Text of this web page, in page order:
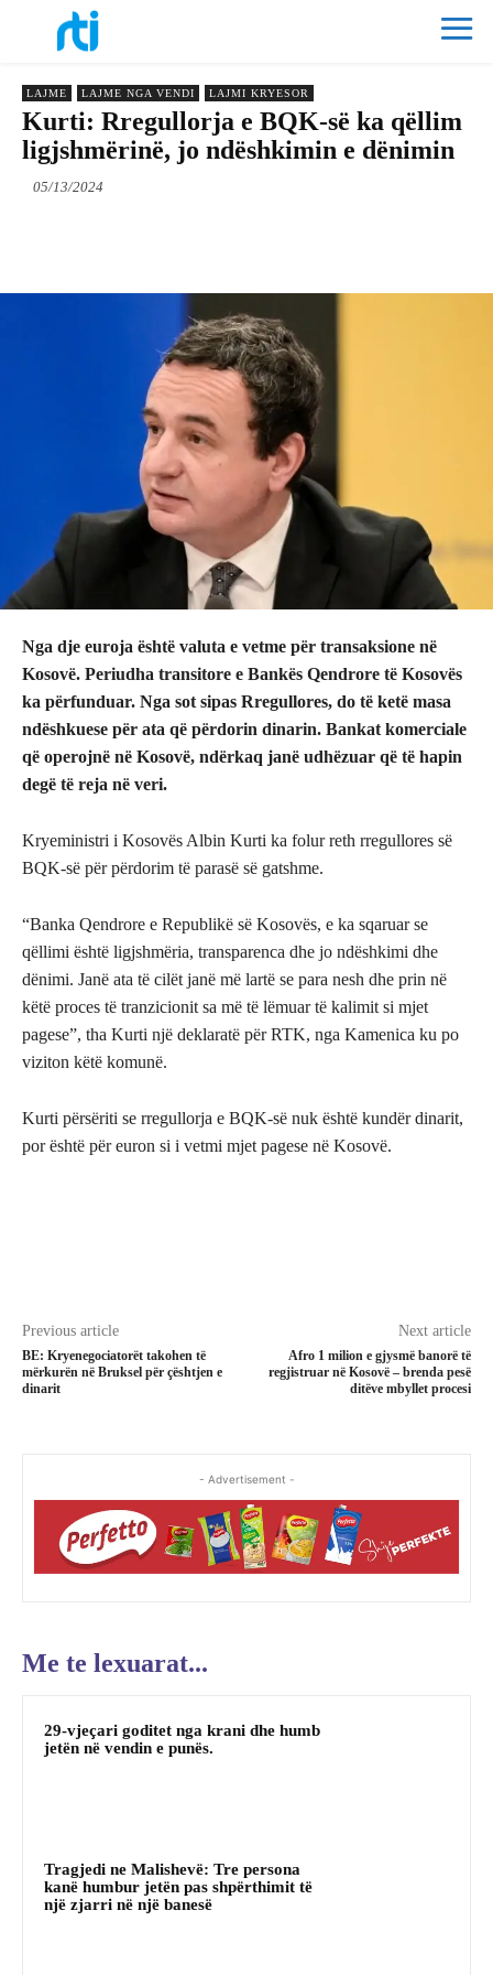
LAJME LAJME NGA VENDI LAJMI KRYESOR
Kurti: Rregullorja e BQK-së ka qëllim
ligjshmërinë, jo ndëshkimin e dënimin
05/13/2024
Nga dje euroja është valuta e vetme për transaksione në
Kosovë. Periudha transitore e Bankës Qendrore të Kosovës
ka përfunduar. Nga sot sipas Rregullores, do të ketë masa
ndëshkuese për ata që përdorin dinarin. Bankat komerciale
që operojnë në Kosovë, ndërkaq janë udhëzuar që të hapin
degë të reja në veri.
Kryeministri i Kosovës Albin Kurti ka folur reth rregullores së
BQK-së për përdorim të parasë së gatshme.
“Banka Qendrore e Republikë së Kosovës, e ka sqaruar se
qëllimi është ligjshmëria, transparenca dhe jo ndëshkimi dhe
dënimi. Janë ata të cilët janë më lartë se para nesh dhe prin në
këtë proces të tranzicionit sa më të lëmuar të kalimit si mjet
pagese”, tha Kurti një deklaratë për RTK, nga Kamenica ku po
viziton këtë komunë.
Kurti përsëriti se rregullorja e BQK-së nuk është kundër dinarit,
por është për euron si i vetmi mjet pagese në Kosovë.
Previous article
BE: Kryenegociatorët takohen të
mërkurën në Bruksel për çështjen e
dinarit
Next article
Afro 1 milion e gjysmë banorë të
regjistruar në Kosovë – brenda pesë
ditëve mbyllet procesi
- Advertisement -
Me te lexuarat...
29-vjeçari goditet nga krani dhe humb
jetën në vendin e punës.
Tragjedi ne Malishevë: Tre persona
kanë humbur jetën pas shpërthimit të
një zjarri në një banesë